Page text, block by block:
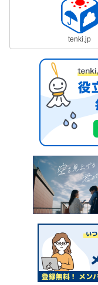
tenki.jp